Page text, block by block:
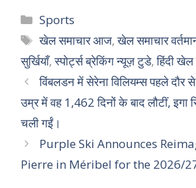
Sports
खेल समाचार आज,खेल समाचार
सुर्खियाँ,स्पोर्ट्स ब्रेकिंग न्यूज़ टुडे,हिंदी खेल
विंबलडन में सेरेना विलियम्स पहले दौर
उम्र में वह 1,462 दिनों के बाद लौटीं, इगा
चली गईं।
Purple Ski Announces
Pierre in Méribel for the 2026/